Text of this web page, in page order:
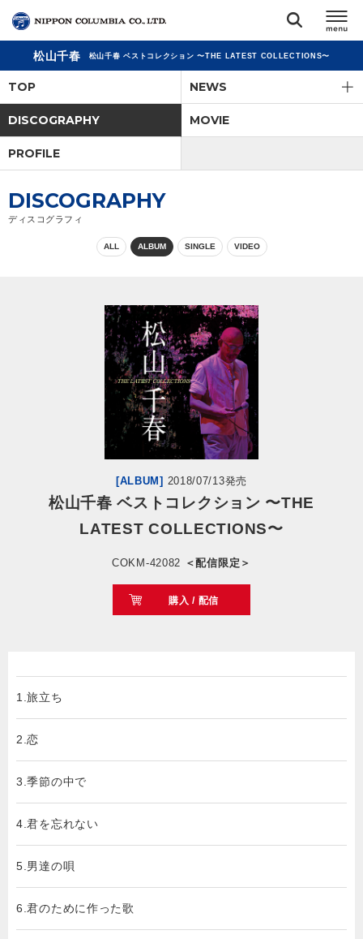
閉じる
TOP
アーティスト
ジャンル
お問い合わせ
松山千春 松山千春 ベストコレクション 〜THE LATEST COLLECTIONS〜
TOP NEWS
DISCOGRAPHY MOVIE
PROFILE
DISCOGRAPHY
ディスコグラフィ
ALL ALBUM SINGLE VIDEO
[ALBUM] 2018/07/13発売
松山千春 ベストコレクション 〜THE
LATEST COLLECTIONS〜
COKM-42082 ＜配信限定＞
購入 / 配信
1.旅立ち
2.恋
3.季節の中で
4.君を忘れない
5.男達の唄
6.君のために作った歌